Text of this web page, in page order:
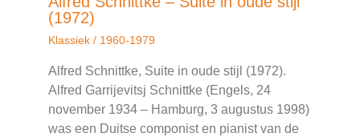
(1972)
Klassiek / 1960-1979
Alfred Schnittke, Suite in oude stijl (1972).
Alfred Garrijevitsj Schnittke (Engels, 24
november 1934 – Hamburg, 3 augustus 1998)
was een Duitse componist en pianist van de